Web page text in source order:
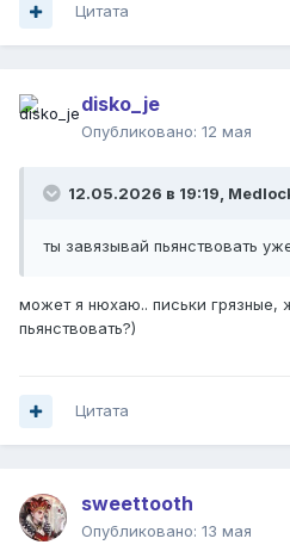
Цитата
disko_je
Опубликовано: 12 мая
12.05.2026 в 19:19,
ты завязывай пьянствовать
может я нюхаю.. письки грязные,
пьянствовать?)
Цитата
sweettooth
Опубликовано: 13 мая